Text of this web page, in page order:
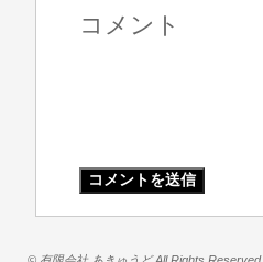
コメント